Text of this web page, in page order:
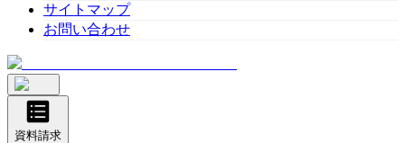
サイトマップ
お問い合わせ
資料請求